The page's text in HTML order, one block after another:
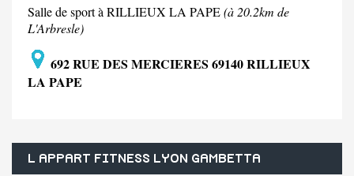
Salle de sport à RILLIEUX LA PAPE(à 20.2km de
L'Arbresle)
692 RUE DES MERCIERES 69140 RILLIEUX
LA PAPE
L APPART FITNESS LYON GAMBETTA